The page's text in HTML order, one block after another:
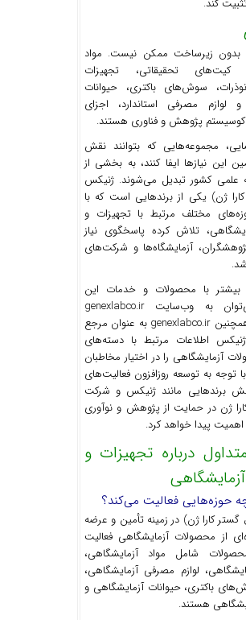
کند.
بدون زیرساخت ممکن نیست. مواد
کیت‌های تحقیقاتی، تجهیزات
سوش‌های باکتری، حیوانات
لوازم مصرفی استاندارد، اجزای
اکوسیستم پژوهش و فناوری هستند.
مجموعه‌هایی که بتوانند نقش
این نیازها ایفا کنند، به بخشی از
علمی کشور تبدیل می‌شوند. ژنیکس
ژن) یکی از برندهایی است که با
مختلف مرتبط با تجهیزات و
تلاش کرده پاسخگوی نیاز
آزمایشگاه‌ها و شرکت‌های
بیشتر با محصولات و خدمات این
مجموعه می‌توان به وب‌سایت genexlabco.ir
مراجعه کرد. همچنین genexlabco.ir به عنوان مرجع
ژنیکس اطلاعات مرتبط با دسته‌های
آزمایشگاهی را در اختیار مخاطبان
توجه به توسعه روزافزون فعالیت‌های
برندهایی مانند ژنیکس و شرکت
ژن در حمایت از پژوهش و نوآوری
پیدا خواهد کرد.
درباره تجهیزات و
حوزه‌هایی فعالیت می‌کند؟
کارا ژن) در زمینه تأمین و عرضه
از محصولات آزمایشگاهی فعالیت
شامل مواد آزمایشگاهی،
لوازم مصرفی آزمایشگاهی،
باکتری، حیوانات آزمایشگاهی و
هستند.